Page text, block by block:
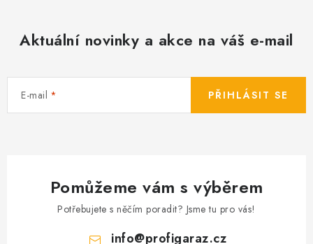
Aktuální novinky a akce na váš e-mail
E-mail PŘIHLÁSIT SE
Pomůžeme vám s výběrem
Potřebujete s něčím poradit? Jsme tu pro vás!
info@profigaraz.cz